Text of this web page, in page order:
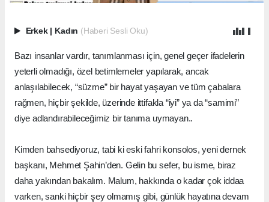
Erkek Kadın (Haberi Sesli Oku)
Bazı insanlar vardır, tanımlanması için, genel geçer ifadelerin
yeterli olmadığı, özel betimlemeler yapılarak, ancak
anlaşılabilecek, “süzme” bir hayat yaşayan ve tüm çabalara
rağmen, hiçbir şekilde, üzerinde ittifakla “iyi” ya da “samimi”
diye adlandırabileceğimiz bir tanıma uymayan..
Kimden bahsediyoruz, tabi ki eski fahri konsolos, yeni dernek
başkanı, Mehmet Şahin’den. Gelin bu sefer, bu isme, biraz
daha yakından bakalım. Malum, hakkında o kadar çok iddaa
varken, sanki hiçbir şey olmamış gibi, günlük hayatına devam